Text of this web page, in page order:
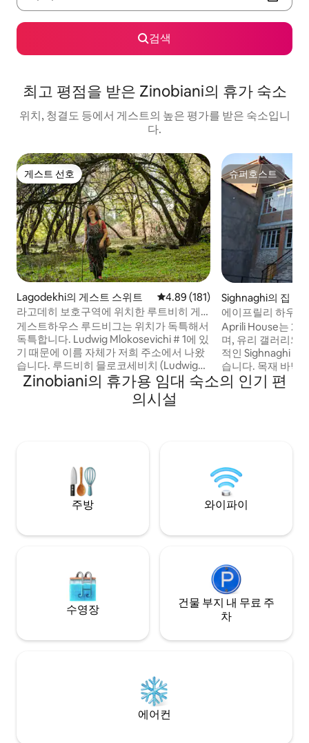
검색
최고 평점을 받은 Zinobiani의 휴가 숙소
위치, 청결도 등에서 게스트의 높은 평가를 받은 숙소입니
다.
게스트 선호
게스트 선호
Lagodekhi의 게스트 스위트 평점 4.89점(5점 만점), 후기 181
4.89 (181)
라고데히 보호구역에 위치한 루트비히 게
스트하우스
게스트하우스 루드비그는 위치가 독특해서
독특합니다. Ludwig Mlokosevichi # 1에 있
기 때문에 이름 자체가 저희 주소에서 나왔
습니다. 루드비히 믈로코세비치 (Ludwig
Mlokosevichi) 는 폴란드 과학자로, 라고데
키 보호구역의 건국과 저희의 보물 및 자부
심을 시작하였습니다. 이 때문에 게스트하
공하며, 저녁에는 즐거운 피아노를 즐길 수
슈퍼호스트
슈퍼호스트
Sighnaghi의 집
에이프릴리 하우스
Aprili House는 2
며, 유리 갤러리와
적인 Sighnaghi 하
습니다. 목재 바닥
며 내부는 화이트
로 칠해져 있습니
Zinobiani의 휴가용 임대 숙소의 인기 편
의시설
주방 와이파이
수영장
건물 부지 내 무료 주
차
에어컨